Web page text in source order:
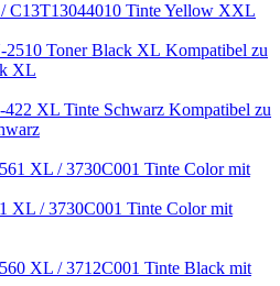
C13T13044010 Tinte Yellow XXL
Kompatibel zu
XL
Kompatibel zu
XL / 3730C001 Tinte Color mit